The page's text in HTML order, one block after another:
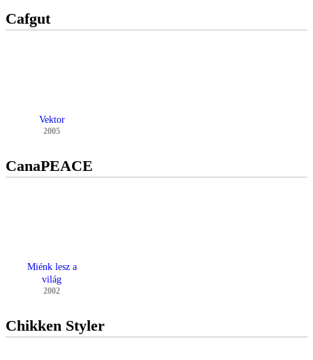
Cafgut
Vektor
2005
CanaPEACE
Miénk lesz a
világ
2002
Chikken Styler